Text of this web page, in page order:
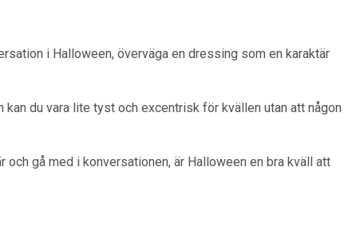
i Halloween, överväga en dressing som en karaktär
du vara lite tyst och excentrisk för kvällen utan att någon
och gå med i konversationen, är Halloween en bra kväll att